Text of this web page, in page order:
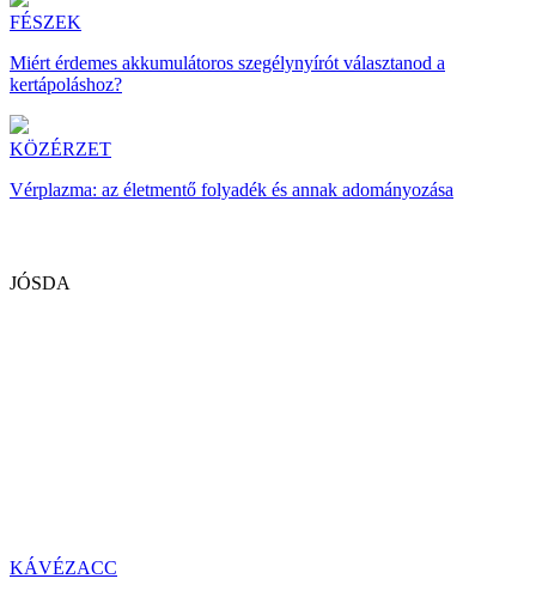
FÉSZEK
Miért érdemes akkumulátoros szegélynyírót választanod a
kertápoláshoz?
KÖZÉRZET
Vérplazma: az életmentő folyadék és annak adományozása
JÓSDA
KÁVÉZACC